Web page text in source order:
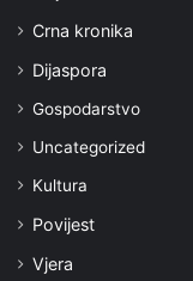
Crna kronika
Dijaspora
Gospodarstvo
Uncategorized
Kultura
Povijest
Vjera